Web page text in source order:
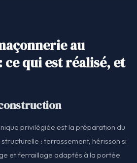
au
ce qui est réalisé, et
privilégiée est la préparation du
: terrassement, hérisson si
et ferraillage adaptés à la portée.